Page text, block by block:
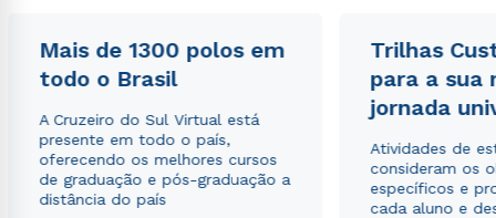
Mais de 1300 polos em
todo o Brasil
A Cruzeiro do Sul Virtual está
presente em todo o país,
oferecendo os melhores cursos
de graduação e pós-graduação a
distância do país
Trilhas
para a sua
jornada
Atividades de
consideram os
específicos e
cada aluno e